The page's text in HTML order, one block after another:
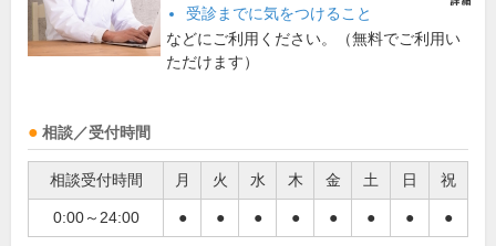
受診までに気をつけること
などにご利用ください。（無料でご利用い
ただけます）
相談／受付時間
相談受付時間 月 火 水 木 金 土 日 祝
0:00～24:00 ● ● ● ● ● ● ● ●